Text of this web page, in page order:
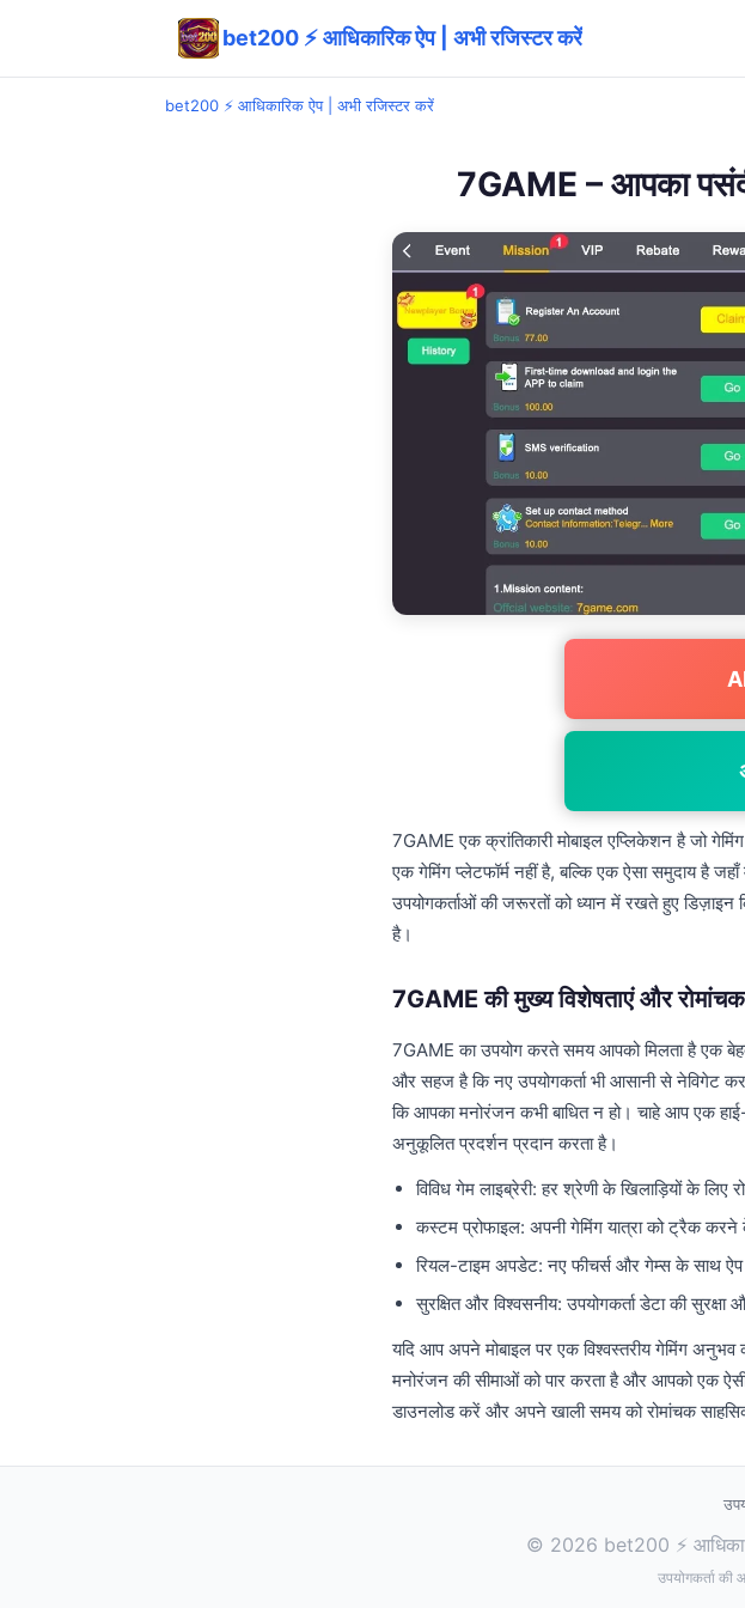
bet200 ⚡ आधिकारिक ऐप | अभी रजिस्टर करें
bet200 ⚡ आधिकारिक ऐप | अभी रजिस्टर करें
7GAME – आपका
7GAME एक क्रांतिकारी मोबाइल एप्लिकेशन है जो
एक गेमिंग प्लेटफॉर्म नहीं है, बल्कि एक ऐसा समुदाय है
उपयोगकर्ताओं की जरूरतों को ध्यान में रखते हुए डिज़ाइन
है।
7GAME की मुख्य विशेषताएं और
7GAME का उपयोग करते समय आपको मिलता है एक
और सहज है कि नए उपयोगकर्ता भी आसानी से नेविगेट
कि आपका मनोरंजन कभी बाधित न हो। चाहे आप एक
अनुकूलित प्रदर्शन प्रदान करता है।
विविध गेम लाइब्रेरी: हर श्रेणी के खिलाड़ियों के लिए
कस्टम प्रोफाइल: अपनी गेमिंग यात्रा को ट्रैक करने
रियल-टाइम अपडेट: नए फीचर्स और गेम्स के साथ ऐप
सुरक्षित और विश्वसनीय: उपयोगकर्ता डेटा की सुरक्षा
यदि आप अपने मोबाइल पर एक विश्वस्तरीय गेमिंग
मनोरंजन की सीमाओं को पार करता है और आपको एक
डाउनलोड करें और अपने खाली समय को रोमांचक
© 2026 bet200 ⚡
उपयोगकर्ता की